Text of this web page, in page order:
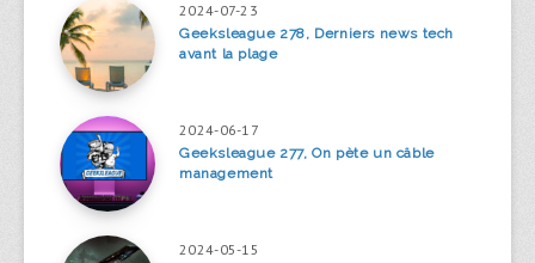
2024-07-23
Geeksleague 278, Derniers news tech
avant la plage
2024-06-17
Geeksleague 277, On pète un câble
management
2024-05-15